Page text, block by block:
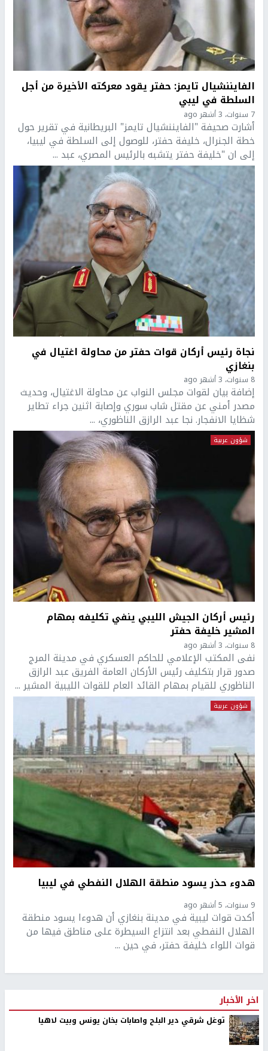
الفايننشيال تايمز: حفتر يقود معركته الأخيرة من أجل
السلطة في ليبي
7 سنوات، 3 أشهر ago
أشارت صحيفة "الفايننشيال تايمز" البريطانية في تقرير حول
خطة الجنرال، ​خليفة حفتر​، للوصول إلى السلطة في ​ليبيا​،
إلى ان "خليفة حفتر يتشبه بالرئيس المصري، ​عبد ...
نجاة رئيس أركان قوات حفتر من محاولة اغتيال في
بنغازي
8 سنوات، 3 أشهر ago
إضافة بيان لقوات مجلس النواب عن محاولة الاغتيال، وحديث
مصدر أمني عن مقتل شاب سوري وإصابة اثنين جراء تطاير
شظايا الانفجار. نجا عبد الرازق الناظوري، ...
شؤون عربية
رئيس أركان الجيش الليبي ينفي تكليفه بمهام
المشير خليفة حفتر
8 سنوات، 3 أشهر ago
نفى المكتب الإعلامي للحاكم العسكري في مدينة المرج
صدور قرار بتكليف رئيس الأركان العامة الفريق عبد الرازق
الناظوري للقيام بمهام القائد العام للقوات الليبية المشير ...
شؤون عربية
هدوء حذر يسود منطقة الهلال النفطي في ليبيا
9 سنوات، 5 أشهر ago
أكدت قوات ليبية في مدينة بنغازي أن هدوءا يسود منطقة
الهلال النفطي بعد انتزاع السيطرة على مناطق فيها من
قوات اللواء خليفة حفتر، في حين ...
اخر الأخبار
توغل شرقي دير البلح واصابات بخان يونس وبيت لاهيا